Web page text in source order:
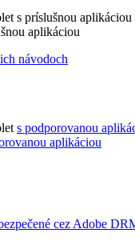
s príslušnou aplikáciou
aplikáciou
návodoch
s podporovanou
aplikáciou
cez Adobe